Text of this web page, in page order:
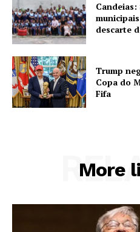
Candeias:
descarte
Trump
Copa do
Fifa
More